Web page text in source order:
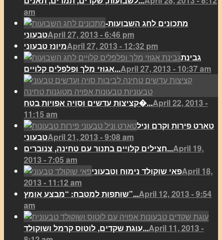
am
מתכונים לחג השבועות-
טבעוניApril 27, 2013 - 6:46 pm
מיונז טבעוניApril 27, 2013 - 12:32 pm
גבינת
אגוזי מלך ופלפלים קלויים...April 27, 2013 - 10:37 am
קציצות עדשים וסויה אפויות בטח�...April 22, 2013 -
11:15 am
טארט פירות וקרם וניל
טבעוניApril 21, 2013 - 9:08 am
חצילים קלויים בתנור עם טחינה, צנוברים...April 19,
2013 - 7:05 am
פאי שוקולד נימוח וטבעוניApril 18,
2013 - 11:12 am
שותפות למטבח: “מבצע אומץ”...April 12, 2013 - 9:54
am
עוגת שקדים, לוטוס קרמל ושוקולד...April 11, 2013 -